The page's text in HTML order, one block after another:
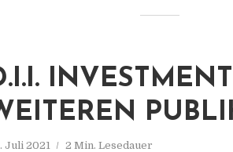
Juli 2021 2 Min. Lesedauer